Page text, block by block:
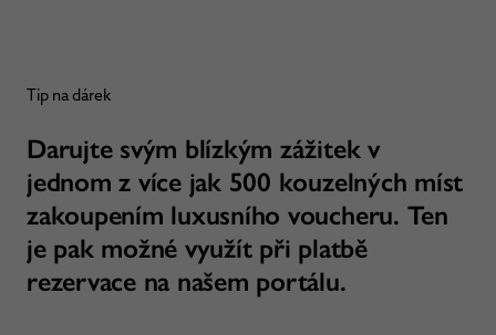
Tip na dárek
Darujte svým blízkým zážitek v
jednom z více jak 500 kouzelných míst
zakoupením luxusního voucheru. Ten
je pak možné využít při platbě
rezervace na našem portálu.